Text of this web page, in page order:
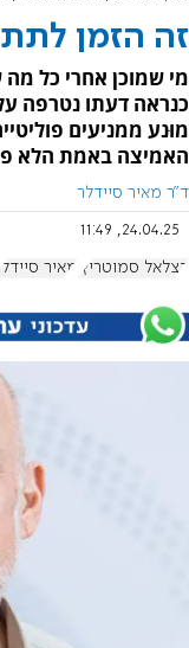
זה הזמן
מי שמוכן אחרי כל
כנראה דעתו נטרפה
מוּנע ממניעים
האמיצה באמת הלא
ד"ר מאיר סיידלר
24.04.25, 11:49
בצלאל סמוטריץ' מאיר סיידלר